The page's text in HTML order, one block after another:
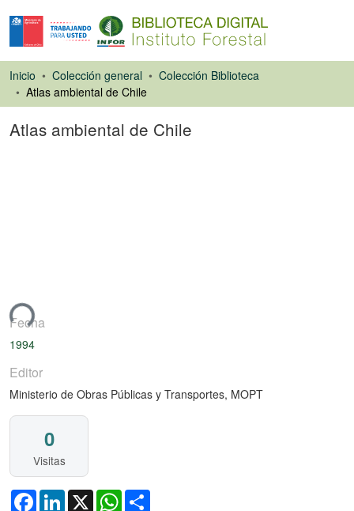
Inicio Colección general
Colección Biblioteca
Atlas ambiental de Chile
Atlas ambiental de Chile
Fecha
1994
Editor
Ministerio de Obras Públicas y Transportes, MOPT
0
Visitas
FacebookLinkedIn
X WhatsApp